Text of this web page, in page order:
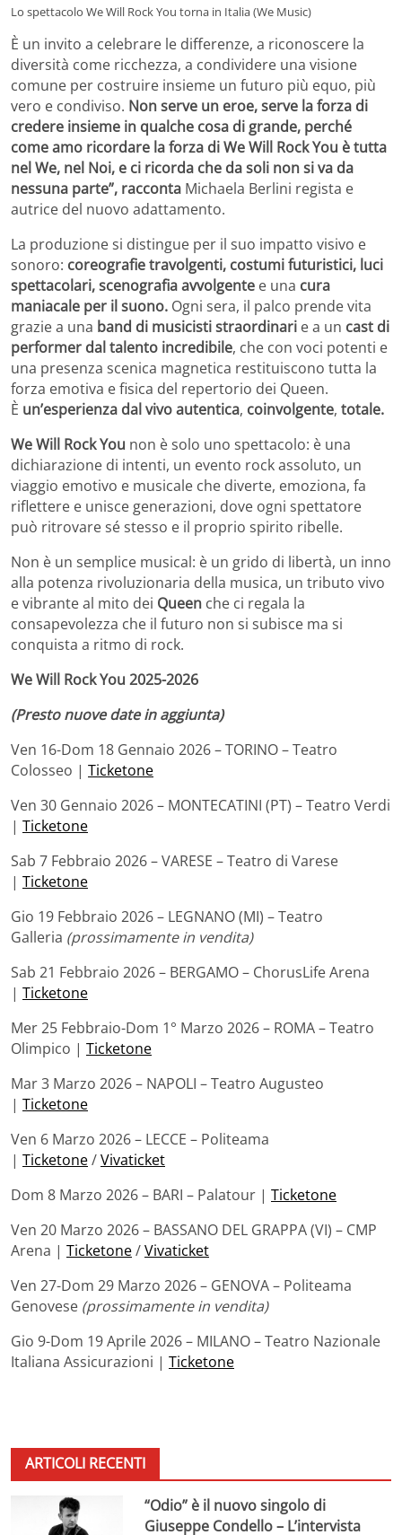
Lo spettacolo We Will Rock You torna in Italia (We Music)
È un invito a celebrare le differenze, a riconoscere la
diversità come ricchezza, a condividere una visione
comune per costruire insieme un futuro più equo, più
vero e condiviso. Non serve un eroe, serve la forza di
credere insieme in qualche cosa di grande, perché
come amo ricordare la forza di We Will Rock You è tutta
nel We, nel Noi, e ci ricorda che da soli non si va da
nessuna parte”, racconta Michaela Berlini regista e
autrice del nuovo adattamento.
La produzione si distingue per il suo impatto visivo e
sonoro: coreografie travolgenti, costumi futuristici, luci
spettacolari, scenografia avvolgente e una cura
maniacale per il suono. Ogni sera, il palco prende vita
grazie a una band di musicisti straordinari e a un cast di
performer dal talento incredibile, che con voci potenti e
una presenza scenica magnetica restituiscono tutta la
forza emotiva e fisica del repertorio dei Queen.
È un’esperienza dal vivo autentica, coinvolgente, totale.
We Will Rock You non è solo uno spettacolo: è una
dichiarazione di intenti, un evento rock assoluto, un
viaggio emotivo e musicale che diverte, emoziona, fa
riflettere e unisce generazioni, dove ogni spettatore
può ritrovare sé stesso e il proprio spirito ribelle.
Non è un semplice musical: è un grido di libertà, un inno
alla potenza rivoluzionaria della musica, un tributo vivo
e vibrante al mito dei Queen che ci regala la
consapevolezza che il futuro non si subisce ma si
conquista a ritmo di rock.
We Will Rock You 2025-2026
(Presto nuove date in aggiunta)
Ven 16-Dom 18 Gennaio 2026 – TORINO – Teatro
Colosseo | Ticketone
Ven 30 Gennaio 2026 – MONTECATINI (PT) – Teatro Verdi
| Ticketone
Sab 7 Febbraio 2026 – VARESE – Teatro di Varese
| Ticketone
Gio 19 Febbraio 2026 – LEGNANO (MI) – Teatro
Galleria (prossimamente in vendita)
Sab 21 Febbraio 2026 – BERGAMO – ChorusLife Arena
| Ticketone
Mer 25 Febbraio-Dom 1° Marzo 2026 – ROMA – Teatro
Olimpico | Ticketone
Mar 3 Marzo 2026 – NAPOLI – Teatro Augusteo
| Ticketone
Ven 6 Marzo 2026 – LECCE – Politeama
| Ticketone/Vivaticket
Dom 8 Marzo 2026 – BARI – Palatour | Ticketone
Ven 20 Marzo 2026 – BASSANO DEL GRAPPA (VI) – CMP
Arena | Ticketone/Vivaticket
Ven 27-Dom 29 Marzo 2026 – GENOVA – Politeama
Genovese (prossimamente in vendita)
Gio 9-Dom 19 Aprile 2026 – MILANO – Teatro Nazionale
Italiana Assicurazioni | Ticketone
ARTICOLI RECENTI
“Odio” è il nuovo singolo di
Giuseppe Condello – L’intervista